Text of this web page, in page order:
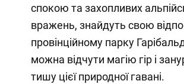
спокою та захопливих
вражень, знайдуть свою
провінційному парку
можна відчути магію гір і
тишу цієї природної гавані.